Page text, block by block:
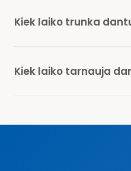
Kiek laiko trunka
Kiek laiko tarnauja